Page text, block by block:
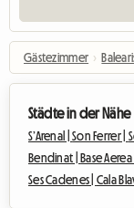
Gästezimmer ›
Städte in der Nähe
S’Arenal |Son Ferrer |
Bendinat |
Base
Ses Cadenes | Cala